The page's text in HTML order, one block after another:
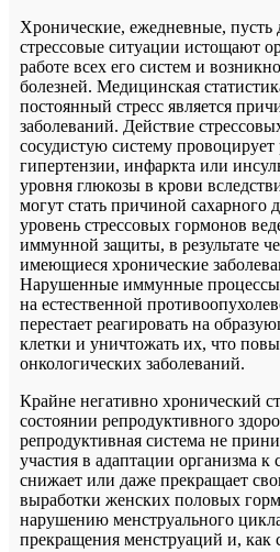
Хронические, ежедневные, пусть
стрессовые ситуации истощают
работе всех его систем и
болезней. Медицинская
постоянный стресс является
заболеваний. Действие
сосудистую систему провоцирует
гипертензии, инфаркта или
уровня глюкозы в крови
могут стать причиной сахарного
уровень стрессовых гормонов
иммунной защиты, в результате
имеющиеся хронические
Нарушенные иммунные процессы
на естественной
перестает реагировать на
клетки и уничтожать их, что
онкологических заболеваний.
Крайне негативно хронический
состоянии репродуктивного
репродуктивная система не
участия в адаптации организма к
снижает или даже прекращает
выработки женских половых
нарушению менструального
прекращения менструаций и, как